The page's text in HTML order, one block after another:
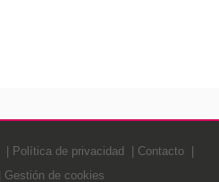
Política de privacidad
Contacto
Gestión de cookies